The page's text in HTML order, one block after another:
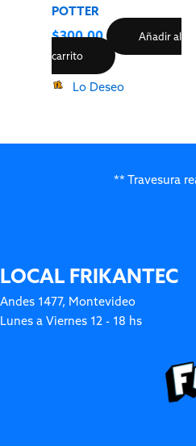
POTTER
$300.00
Añadir al
carrito
Lo Deseo
** Travesura
LOCAL FRIKANTEC
Andes 1477, Montevideo
Lunes a Viernes 12 - 18 hs